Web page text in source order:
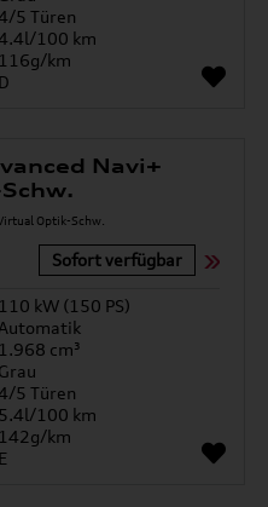
5 Türen
100 km
116g/km
D
Navi+
Sofort verfügbar
110 kW (150 PS)
Automatik
1.968 cm³
Grau
5 Türen
5.4l/100 km
142g/km
E